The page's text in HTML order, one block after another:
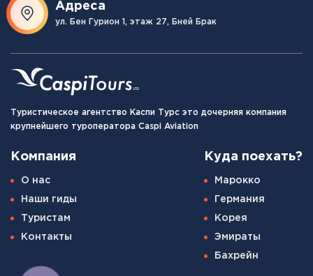
Адреса
ул. Бен Гурион 1, этаж 27, Бней Брак
Туристическое агентство Каспи Турс это дочерняя компания
крупнейшего туроператора Caspi Aviation
Компания
О нас
Наши гиды
Туристам
Контакты
Куда поехать?
Марокко
Германия
Корея
Эмираты
Бахрейн